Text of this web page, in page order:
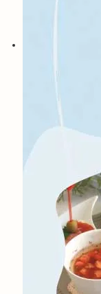
焼酎グ
ビアグ
ティー
徳利
水差し
醤油差
箸置
レンゲ
一輪挿
カップ
ワイン